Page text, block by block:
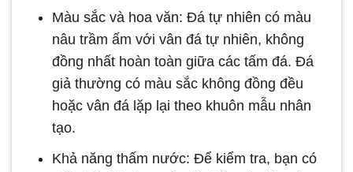
Màu sắc và hoa văn: Đá tự nhiên có màu
nâu trầm ấm với vân đá tự nhiên, không
đồng nhất hoàn toàn giữa các tấm đá. Đá
giả thường có màu sắc không đồng đều
hoặc vân đá lặp lại theo khuôn mẫu nhân
tạo.
Khả năng thấm nước: Để kiểm tra, bạn có